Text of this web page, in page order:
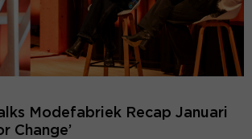
Modefabriek Recap Januari
Change’